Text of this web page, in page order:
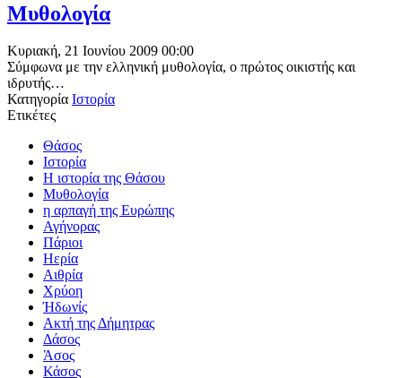
Μυθολογία
Κυριακή, 21 Ιουνίου 2009 00:00
Σύμφωνα με την ελληνική μυθολογία, ο πρώτος οικιστής και
ιδρυτής…
Κατηγορία Ιστορία
Ετικέτες
Θάσος
Ιστορία
Η ιστορία της Θάσου
Μυθολογία
η αρπαγή της Ευρώπης
Αγήνορας
Πάριοι
Ηερία
Αιθρία
Χρύοη
Ήδωνίς
Ακτή της Δήμητρας
Δάσος
Άσος
Κάσος